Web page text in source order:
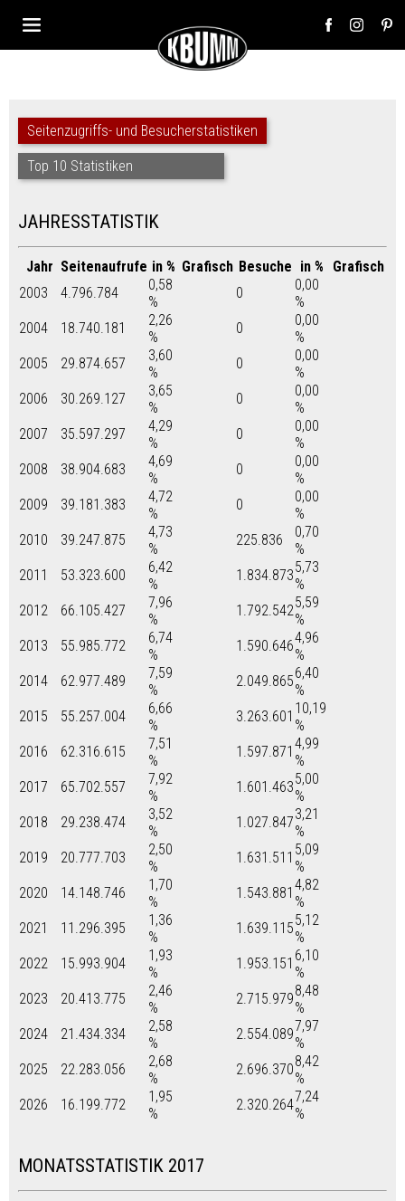
Seitenzugriffs- und Besucherstatistiken
Top 10 Statistiken
JAHRESSTATISTIK
Jahr Seitenaufrufe in % Grafisch Besuche in %
Grafisch
2003
4.796.784
0,58
%
0
0,00
%
2004
18.740.181
2,26
%
0
0,00
%
2005
29.874.657
3,60
%
0
0,00
%
2006
30.269.127
3,65
%
0
0,00
%
2007
35.597.297
4,29
%
0
0,00
%
2008
38.904.683
4,69
%
0
0,00
%
2009
39.181.383
4,72
%
0
0,00
%
2010
39.247.875
4,73
%
225.836
0,70
%
2011
53.323.600
6,42
%
1.834.8735,73
%
2012
66.105.427
7,96
%
1.792.5425,59
%
2013
55.985.772
6,74
%
1.590.6464,96
%
2014
62.977.489
7,59
%
2.049.8656,40
%
2015
55.257.004
6,66
%
3.263.601 10,19
%
2016
62.316.615
7,51
%
1.597.871 4,99
%
2017
65.702.557
7,92
%
1.601.4635,00
%
2018
29.238.474
3,52
%
1.027.8473,21
%
2019
20.777.703
2,50
%
1.631.511 5,09
%
2020
14.148.746
1,70
%
1.543.881 4,82
%
2021
11.296.395
1,36
%
1.639.1155,12
%
2022
15.993.904
1,93
%
1.953.151 6,10
%
2023
20.413.775
2,46
%
2.715.9798,48
%
2024
21.434.334
2,58
%
2.554.0897,97
%
2025
22.283.056
2,68
%
2.696.3708,42
%
2026
16.199.772
1,95
%
2.320.2647,24
%
MONATSSTATISTIK 2017